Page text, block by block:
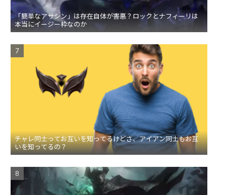
「簡単なアサシン」は存在自体が害悪？ロックとナフィーリは
本当にイージー枠なのか
チャレ同士ってお互いを知ってるけどさ、アイアン同士もお互
いを知ってるの？